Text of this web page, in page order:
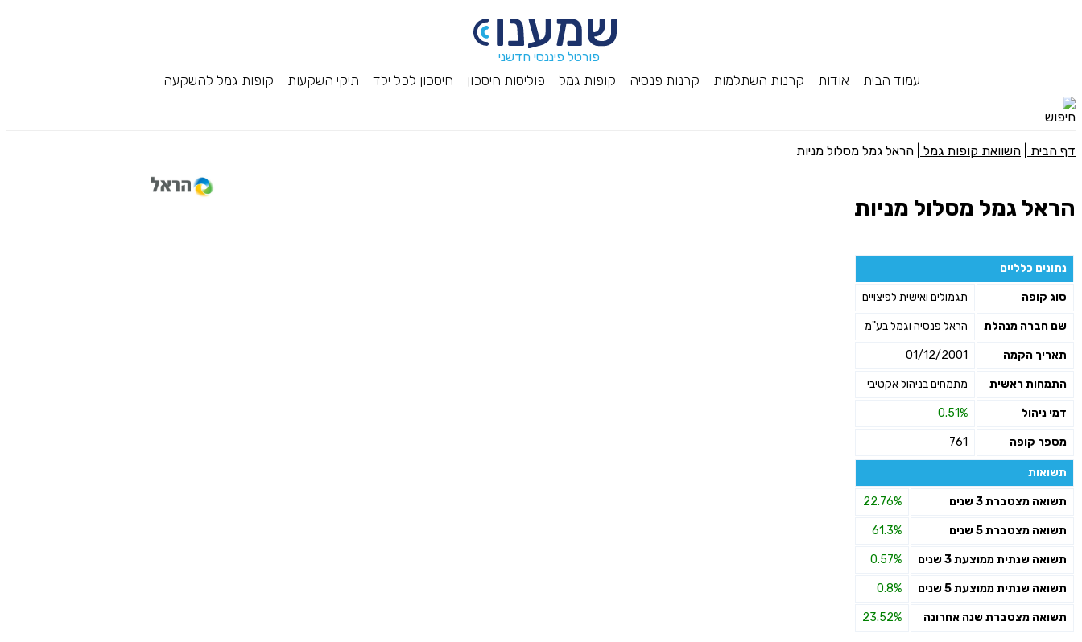
פורטל פיננסי חדשני
עמוד הבית אודות קרנות השתלמות קרנות פנסיה קופות גמל פוליסות חיסכון חיסכון לכל ילד תיקי השקעות קופות גמל להשקעה
דף הבית השוואת קופות גמל הראל גמל מסלול מניות
הראל גמל מסלול מניות
נתונים כלליים
סוג קופה תגמולים ואישית לפיצויים
שם חברה מנהלת הראל פנסיה וגמל בע"מ
תאריך הקמה 01/12/2001
התמחות ראשית מתמחים בניהול אקטיבי
דמי ניהול 0.51%
מספר קופה 761
תשואות
תשואה מצטברת 3 שנים 22.76%
תשואה מצטברת 5 שנים 61.3%
תשואה שנתית ממוצעת 3 שנים 0.57%
תשואה שנתית ממוצעת 5 שנים 0.8%
תשואה מצטברת שנה אחרונה 23.52%